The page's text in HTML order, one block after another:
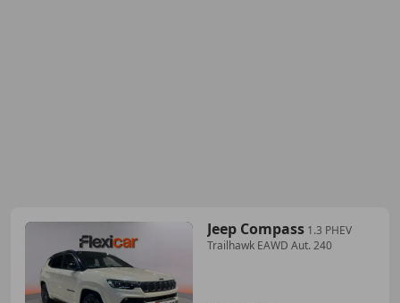
Jeep Compass 1.3 PHEV
Trailhawk EAWD Aut. 240